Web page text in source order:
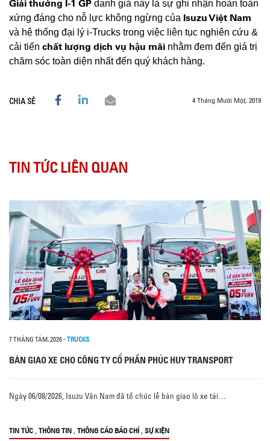
Giải thưởng I-1 GP danh giá này là sự ghi nhận hoàn toàn
xứng đáng cho nỗ lực không ngừng của Isuzu Việt Nam
và hệ thống đại lý i-Trucks trong việc liên tục nghiên cứu &
cải tiến chất lượng dịch vụ hậu mãi nhằm đem đến giá trị
chăm sóc toàn diện nhất đến quý khách hàng.
CHIA SẺ 4 Tháng Mười Một, 2019
TIN TỨC LIÊN QUAN
7 THÁNG TÁM, 2026- TRUCKS
BÀN GIAO XE CHO CÔNG TY CỔ PHẦN PHÚC HUY TRANSPORT
Ngày 06/08/2026, Isuzu Vân Nam đã tổ chức lễ bàn giao lô xe tải…
TIN TỨC , THÔNG TIN , THÔNG CÁO BÁO CHÍ , SỰ KIỆN